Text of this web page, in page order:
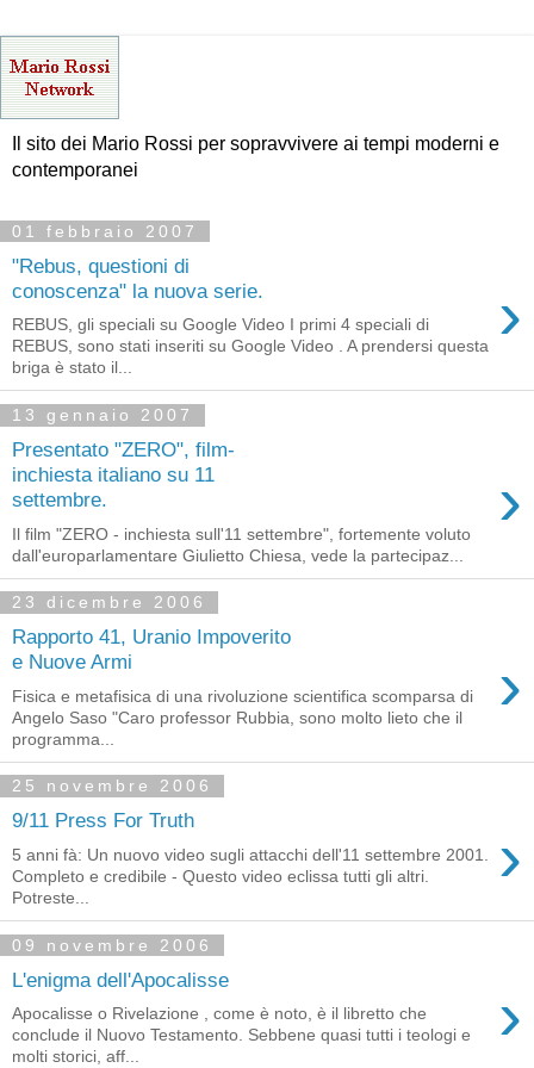
Il sito dei Mario Rossi per sopravvivere ai tempi moderni e
contemporanei
01 febbraio 2007
"Rebus, questioni di
conoscenza" la nuova serie.
›
REBUS, gli speciali su Google Video I primi 4 speciali di
REBUS, sono stati inseriti su Google Video . A prendersi questa
briga è stato il...
13 gennaio 2007
Presentato "ZERO", film-
inchiesta italiano su 11
settembre.
›
Il film "ZERO - inchiesta sull'11 settembre", fortemente voluto
dall'europarlamentare Giulietto Chiesa, vede la partecipaz...
23 dicembre 2006
Rapporto 41, Uranio Impoverito
e Nuove Armi
›
Fisica e metafisica di una rivoluzione scientifica scomparsa di
Angelo Saso "Caro professor Rubbia, sono molto lieto che il
programma...
25 novembre 2006
9/11 Press For Truth ›
5 anni fà: Un nuovo video sugli attacchi dell'11 settembre 2001.
Completo e credibile - Questo video eclissa tutti gli altri.
Potreste...
09 novembre 2006
L'enigma dell'Apocalisse ›
Apocalisse o Rivelazione , come è noto, è il libretto che
conclude il Nuovo Testamento. Sebbene quasi tutti i teologi e
molti storici, aff...